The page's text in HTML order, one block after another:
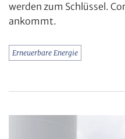
werden zum Schlüssel.
ankommt.
Erneuerbare Energie